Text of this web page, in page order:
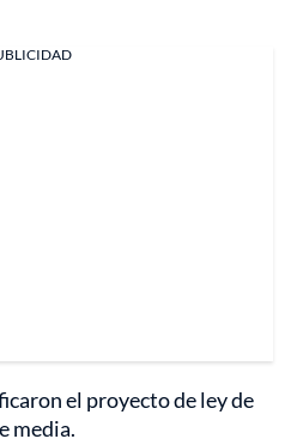
el proyecto de ley de
media.